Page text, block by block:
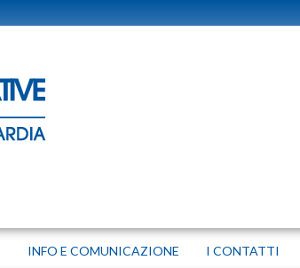
INFO E COMUNICAZIONE I CONTATTI